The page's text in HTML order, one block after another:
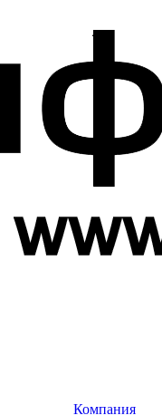
Компания